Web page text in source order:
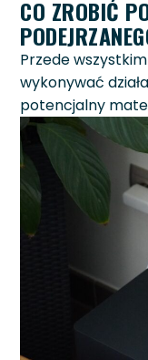
CO ZROBIĆ
Przede
wykonywać
potencjalny